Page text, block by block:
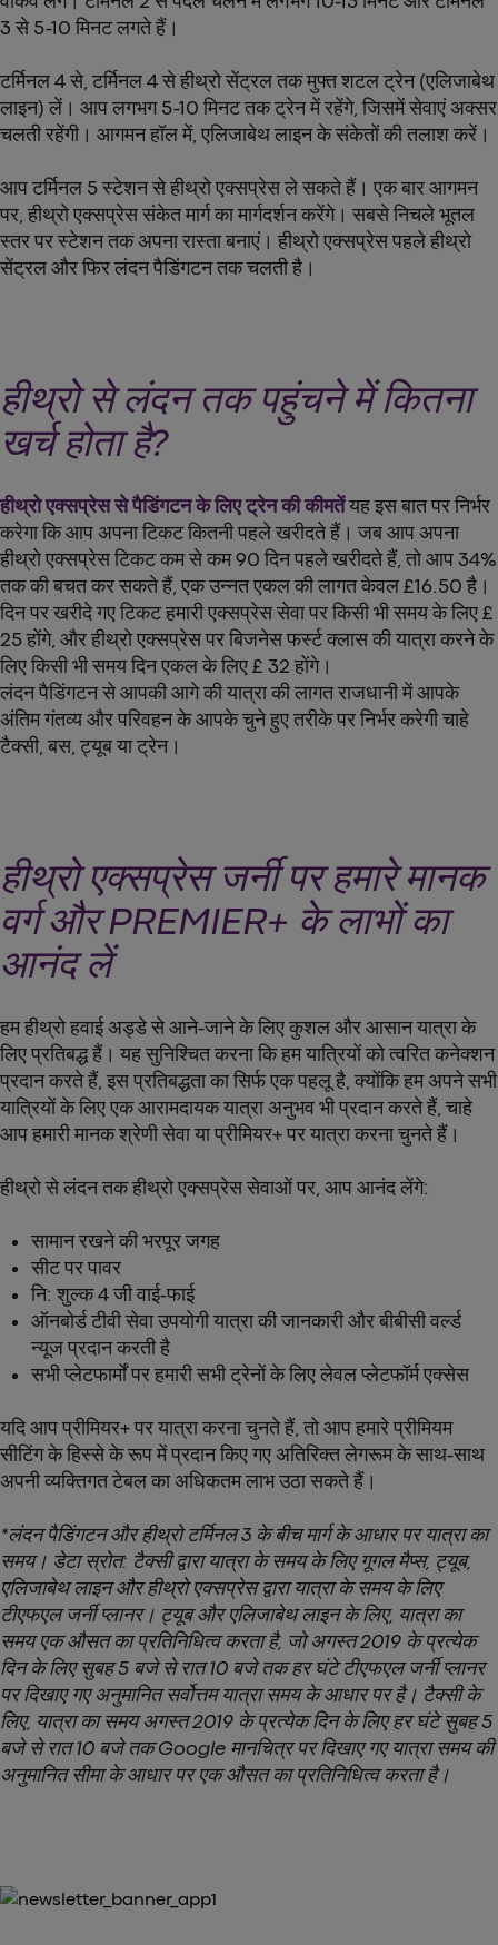
3 से 5-10 मिनट लगते हैं।
टर्मिनल 4 से, टर्मिनल 4 से हीथ्रो सेंट्रल तक मुफ्त शटल ट्रेन (एलिजाबेथ
लाइन) लें। आप लगभग 5-10 मिनट तक ट्रेन में रहेंगे, जिसमें सेवाएं अक्सर
चलती रहेंगी। आगमन हॉल में, एलिजाबेथ लाइन के संकेतों की तलाश करें।
आप टर्मिनल 5 स्टेशन से हीथ्रो एक्सप्रेस ले सकते हैं। एक बार आगमन
पर, हीथ्रो एक्सप्रेस संकेत मार्ग का मार्गदर्शन करेंगे। सबसे निचले भूतल
स्तर पर स्टेशन तक अपना रास्ता बनाएं। हीथ्रो एक्सप्रेस पहले हीथ्रो
सेंट्रल और फिर लंदन पैडिंगटन तक चलती है।
हीथ्रो से लंदन तक पहुंचने में कितना
खर्च होता है?
हीथ्रो एक्सप्रेस से पैडिंगटन के लिए ट्रेन की कीमतेंयह इस बात पर निर्भर
करेगा कि आप अपना टिकट कितनी पहले खरीदते हैं। जब आप अपना
हीथ्रो एक्सप्रेस टिकट कम से कम 90 दिन पहले खरीदते हैं, तो आप 34%
तक की बचत कर सकते हैं, एक उन्नत एकल की लागत केवल £16.50 है।
दिन पर खरीदे गए टिकट हमारी एक्सप्रेस सेवा पर किसी भी समय के लिए £
25 होंगे, और हीथ्रो एक्सप्रेस पर बिजनेस फर्स्ट क्लास की यात्रा करने के
लिए किसी भी समय दिन एकल के लिए £ 32 होंगे।
लंदन पैडिंगटन से आपकी आगे की यात्रा की लागत राजधानी में आपके
अंतिम गंतव्य और परिवहन के आपके चुने हुए तरीके पर निर्भर करेगी चाहे
टैक्सी, बस, ट्यूब या ट्रेन।
हीथ्रो एक्सप्रेस जर्नी पर हमारे मानक
वर्ग और PREMIER+ के लाभों का
आनंद लें
हम हीथ्रो हवाई अड्डे से आने-जाने के लिए कुशल और आसान यात्रा के
लिए प्रतिबद्ध हैं। यह सुनिश्चित करना कि हम यात्रियों को त्वरित कनेक्शन
प्रदान करते हैं, इस प्रतिबद्धता का सिर्फ एक पहलू है, क्योंकि हम अपने सभी
यात्रियों के लिए एक आरामदायक यात्रा अनुभव भी प्रदान करते हैं, चाहे
आप हमारी मानक श्रेणी सेवा या प्रीमियर+ पर यात्रा करना चुनते हैं।
हीथ्रो से लंदन तक हीथ्रो एक्सप्रेस सेवाओं पर, आप आनंद लेंगे:
सामान रखने की भरपूर जगह
सीट पर पावर
नि: शुल्क 4 जी वाई-फाई
ऑनबोर्ड टीवी सेवा उपयोगी यात्रा की जानकारी और बीबीसी वर्ल्ड
न्यूज प्रदान करती है
सभी प्लेटफार्मों पर हमारी सभी ट्रेनों के लिए लेवल प्लेटफॉर्म एक्सेस
यदि आप प्रीमियर+ पर यात्रा करना चुनते हैं, तो आप हमारे प्रीमियम
सीटिंग के हिस्से के रूप में प्रदान किए गए अतिरिक्त लेगरूम के साथ-साथ
अपनी व्यक्तिगत टेबल का अधिकतम लाभ उठा सकते हैं।
*लंदन पैडिंगटन और हीथ्रो टर्मिनल 3 के बीच मार्ग के आधार पर यात्रा का
समय। डेटा स्रोत: टैक्सी द्वारा यात्रा के समय के लिए गूगल मैप्स, ट्यूब,
एलिजाबेथ लाइन और हीथ्रो एक्सप्रेस द्वारा यात्रा के समय के लिए
टीएफएल जर्नी प्लानर। ट्यूब और एलिजाबेथ लाइन के लिए, यात्रा का
समय एक औसत का प्रतिनिधित्व करता है, जो अगस्त 2019 के प्रत्येक
दिन के लिए सुबह 5 बजे से रात 10 बजे तक हर घंटे टीएफएल जर्नी प्लानर
पर दिखाए गए अनुमानित सर्वोत्तम यात्रा समय के आधार पर है। टैक्सी के
लिए, यात्रा का समय अगस्त 2019 के प्रत्येक दिन के लिए हर घंटे सुबह 5
बजे से रात 10 बजे तक Google मानचित्र पर दिखाए गए यात्रा समय की
अनुमानित सीमा के आधार पर एक औसत का प्रतिनिधित्व करता है।